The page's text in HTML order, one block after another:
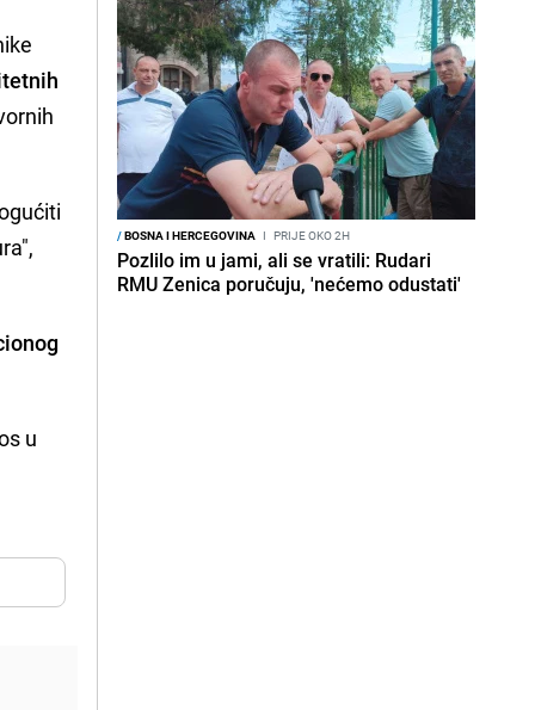
u
/BOSNA I HERCEGOVINA I PRIJE OKO 2H
Pozlilo im u jami, ali se vratili: Rudari
RMU Zenica poručuju, 'nećemo odustati'